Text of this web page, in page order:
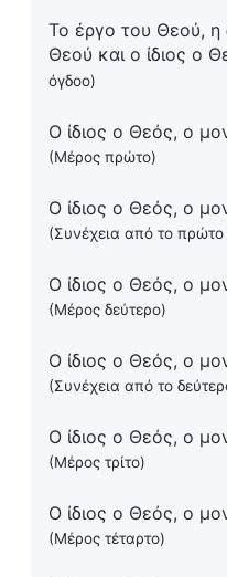
Το έργο του Θεού, η
Θεού και ο ίδιος ο
όγδοο)
Ο ίδιος ο Θεός, ο
(Μέρος πρώτο)
Ο ίδιος ο Θεός, ο
(Συνέχεια από το πρώτο
Ο ίδιος ο Θεός, ο
(Μέρος δεύτερο)
Ο ίδιος ο Θεός, ο
(Συνέχεια από το
Ο ίδιος ο Θεός, ο
(Μέρος τρίτο)
Ο ίδιος ο Θεός, ο
(Μέρος τέταρτο)